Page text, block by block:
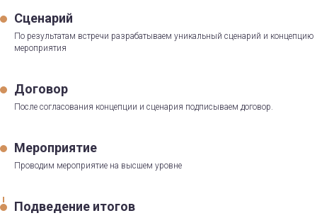
Сценарий
По результатам встречи разрабатываем уникальный сценарий и концепцию
мероприятия
Договор
После согласования концепции и сценария подписываем договор.
Мероприятие
Проводим мероприятие на высшем уровне
Подведение итогов